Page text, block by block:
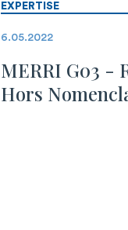
EXPERTISE
6.05.2022
MERRI G03 -
Hors